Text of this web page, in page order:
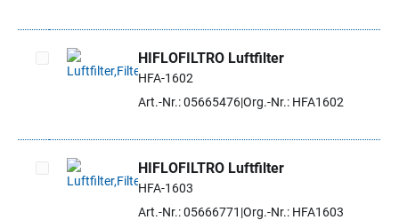
Artikel auswählen
HIFLOFILTRO Luftfilter
HFA-1602
Art.-Nr.: 05665476Org.-Nr.: HFA1602
Artikel auswählen
HIFLOFILTRO Luftfilter
HFA-1603
Art.-Nr.: 05666771 Org.-Nr.: HFA1603